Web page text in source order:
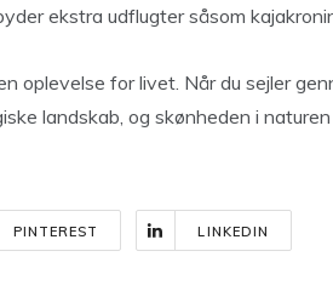
ekstra udflugter såsom
oplevelse for livet. Når du sejler
landskab, og skønheden i
PINTEREST LINKEDIN